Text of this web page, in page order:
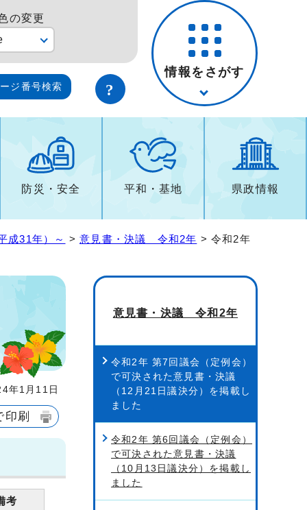
の変更
ジ番号検索
情報をさがす
防災・安全 平和・基地 県政情報
成31年）～ >意見書・決議 令和2年 > 令和2年
1月11日
印刷
考
意見書・決議 令和2年
令和2年 第7回議会（定例会）
で可決された意見書・決議
（12月21日議決分）を掲載し
ました
令和2年 第6回議会（定例会）
で可決された意見書・決議
（10月13日議決分）を掲載し
ました